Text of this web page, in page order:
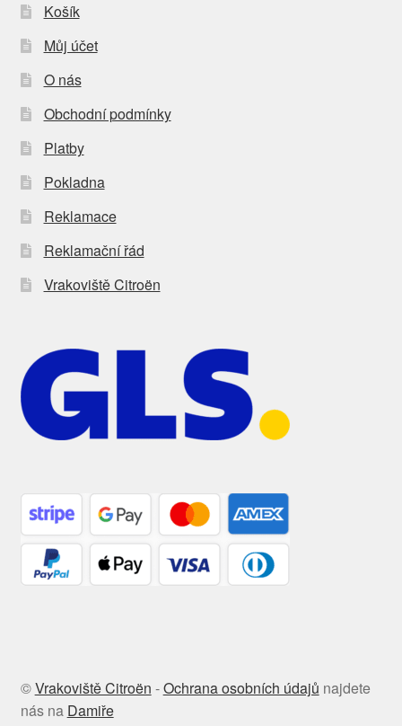
Košík
Můj účet
O nás
Obchodní podmínky
Platby
Pokladna
Reklamace
Reklamační řád
Vrakoviště Citroën
©Vrakoviště Citroën -Ochrana osobních údajů najdete
nás na Damiře